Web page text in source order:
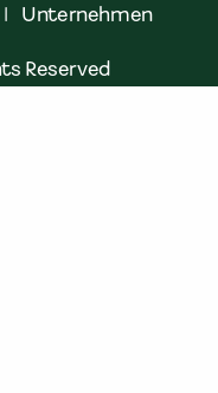
| Unternehmen
Reserved